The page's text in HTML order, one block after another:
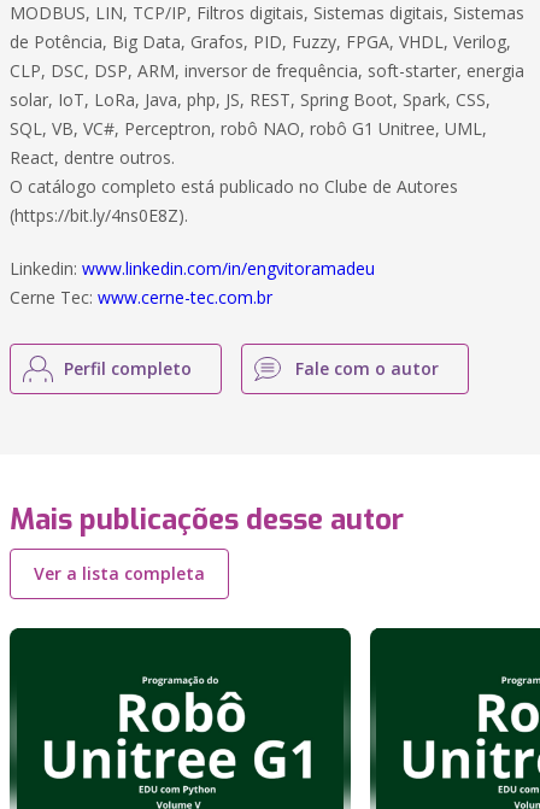
MODBUS, LIN, TCP/IP, Filtros digitais, Sistemas digitais, Sistemas
de Potência, Big Data, Grafos, PID, Fuzzy, FPGA, VHDL, Verilog,
CLP, DSC, DSP, ARM, inversor de frequência, soft-starter, energia
solar, IoT, LoRa, Java, php, JS, REST, Spring Boot, Spark, CSS,
SQL, VB, VC#, Perceptron, robô NAO, robô G1 Unitree, UML,
React, dentre outros.
O catálogo completo está publicado no Clube de Autores
(https://bit.ly/4ns0E8Z).
Linkedin: www.linkedin.com/in/engvitoramadeu
Cerne Tec: www.cerne-tec.com.br
Perfil completo Fale com o autor
Mais publicações desse autor
Ver a lista completa